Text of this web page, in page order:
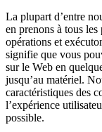
La plupart d’entre
en prenons à tous
opérations et
signifie que vous
sur le Web en
jusqu’au matériel.
caractéristiques des
l’expérience
possible.